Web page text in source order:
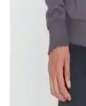
Altınyılz Classics
%100 Pamuk
Altınyılz Classics erkek
yaka tişört, şıklık ve
kombinleriniz için ideal bir
Altınyılz<dı>z ve
Karşılaştırması: